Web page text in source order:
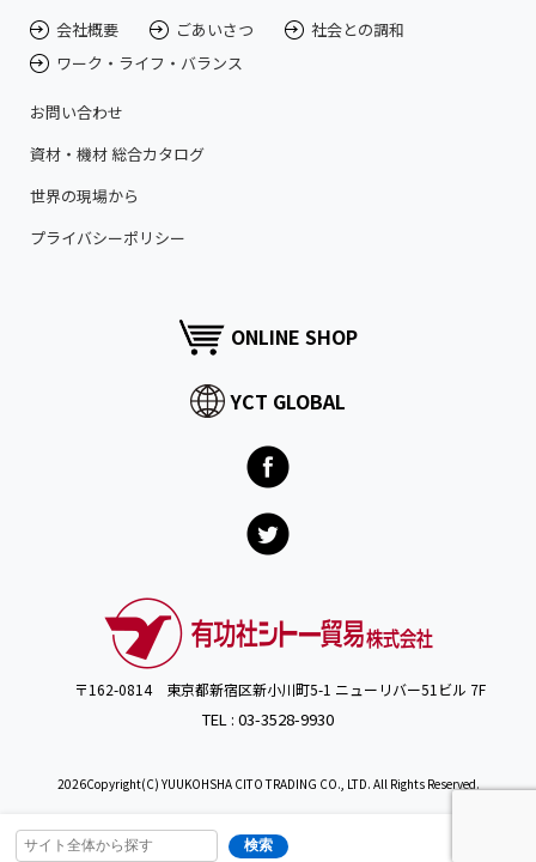
会社概要
ごあいさつ
社会との調和
ワーク・ライフ・バランス
お問い合わせ
資材・機材 総合カタログ
世界の現場から
プライバシーポリシー
ONLINE SHOP
YCT GLOBAL
〒162-0814 東京都新宿区新小川町5-1 ニューリバー51ビル 7F
TEL : 03-3528-9930
2026Copyright(C) YUUKOHSHA CITO TRADING CO., LTD. All Rights Reserved.